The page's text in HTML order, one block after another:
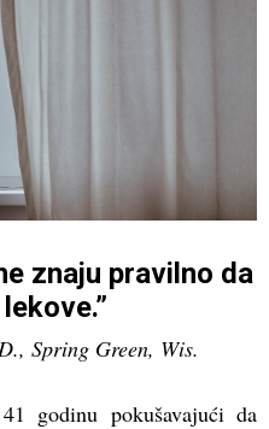
znaju pravilno da
Spring Green, Wis.
godinu pokušavajući da